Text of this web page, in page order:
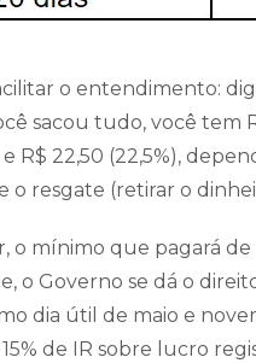
o entendimento:
sacou tudo, você
e R$ 22,50 (22,5%),
o resgate (retirar o
o mínimo que pagará
o Governo se dá o
dia útil de maio e
de IR sobre lucro